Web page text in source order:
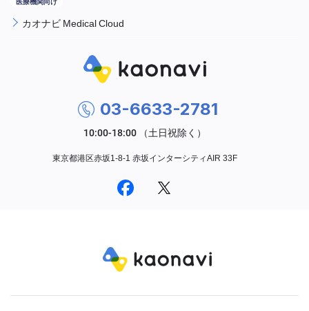
カオナビ Medical Cloud
03-6633-2781
東京都港区赤坂1-8-1 赤坂インターシティAIR 33F